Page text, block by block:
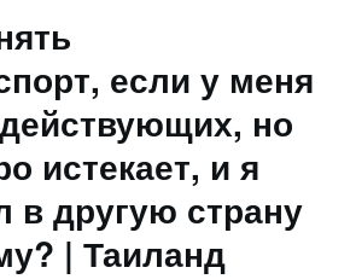
если у меня
но
истекает, и я
в другую страну
| Таиланд